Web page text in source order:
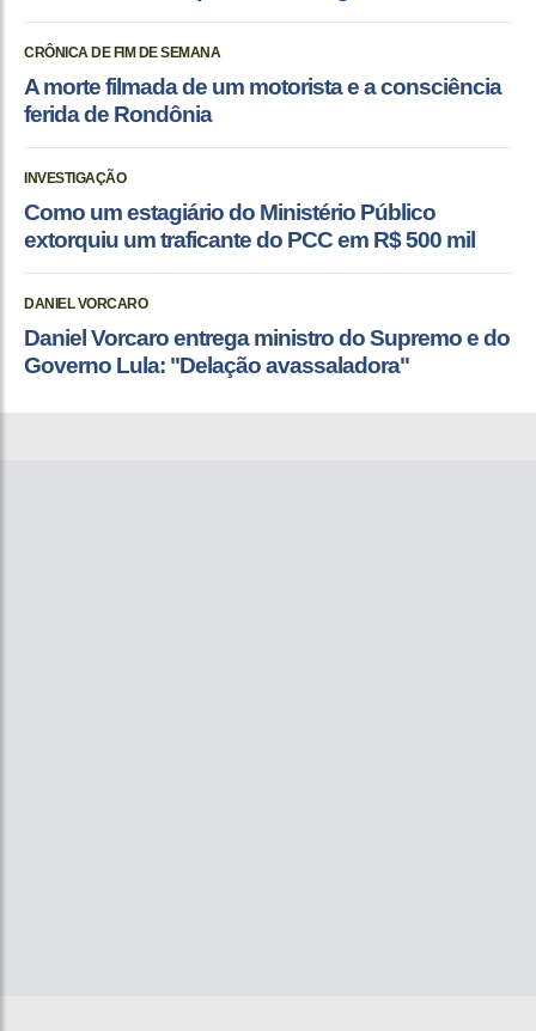
CRÔNICA DE FIM DE SEMANA
A morte filmada de um motorista e a consciência
ferida de Rondônia
INVESTIGAÇÃO
Como um estagiário do Ministério Público
extorquiu um traficante do PCC em R$ 500 mil
DANIEL VORCARO
Daniel Vorcaro entrega ministro do Supremo e do
Governo Lula: "Delação avassaladora"